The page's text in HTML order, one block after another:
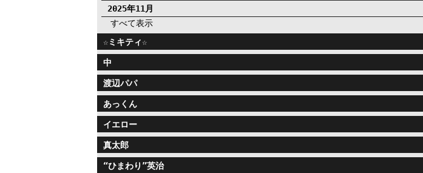
2025年11月
すべて表示
☆ミキティ☆
中
渡辺パパ
あっくん
イエロー
真太郎
“ひまわり”英治